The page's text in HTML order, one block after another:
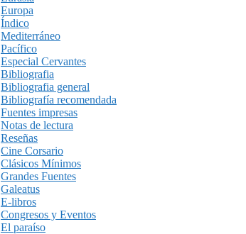
Europa
Índico
Mediterráneo
Pacífico
Especial Cervantes
Bibliografia
Bibliografia general
Bibliografía recomendada
Fuentes impresas
Notas de lectura
Reseñas
Cine Corsario
Clásicos Mínimos
Grandes Fuentes
Galeatus
E-libros
Congresos y Eventos
El paraíso